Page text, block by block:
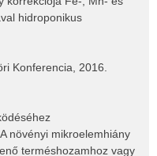
hidroponikus
Konferencia, 2016.
növényi mikroelemhiány
terméshozamhoz vagy